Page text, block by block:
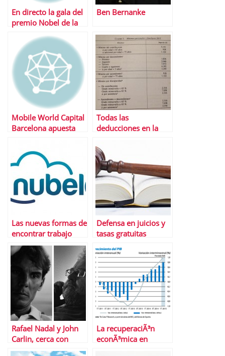
En directo la gala del
premio Nobel de la
Ben Bernanke
Mobile World Capital
Barcelona apuesta
emprendedores con
4YFN
Todas las
deducciones en la
renta 2014
Las nuevas formas de
encontrar trabajo
Defensa en juicios y
tasas gratuitas
Rafael Nadal y John
Carlin, cerca con
Banco Sabadell
La recuperaciÃ³n
econÃ³mica en